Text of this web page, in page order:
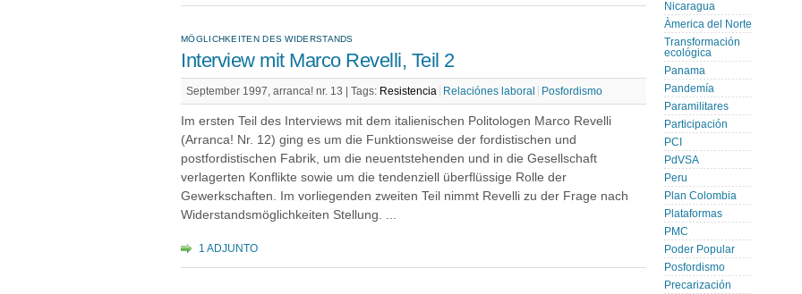
MÖGLICHKEITEN DES WIDERSTANDS
Interview mit Marco Revelli, Teil 2
September 1997, arranca! nr. 13 | Tags: Resistencia Relaciónes laboral Posfordismo
Im ersten Teil des Interviews mit dem italienischen Politologen Marco Revelli
(Arranca! Nr. 12) ging es um die Funktionsweise der fordistischen und
postfordistischen Fabrik, um die neuentstehenden und in die Gesellschaft
verlagerten Konflikte sowie um die tendenziell überflüssige Rolle der
Gewerkschaften. Im vorliegenden zweiten Teil nimmt Revelli zu der Frage nach
Widerstandsmöglichkeiten Stellung. ...
1 ADJUNTO
Nicaragua
Àmerica del Norte
Transformación
ecológica
Panama
Pandemía
Paramilitares
Participación
PCI
PdVSA
Peru
Plan Colombia
Plataformas
PMC
Poder Popular
Posfordismo
Precarización